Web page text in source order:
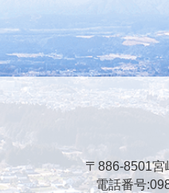
〒886-8501宮
電話番号